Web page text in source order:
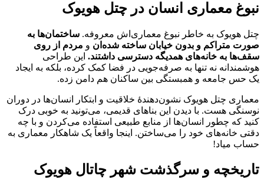
نبوغ معماری انسان در چتل هویوک
چتل هویوک به خاطر نبوغ معماری‌اش معروفه. ساختمان‌ها به
صورت متراکم و بدون خیابان ساخته شده‌ان و مردم از روی
سقف‌ها به خانه‌های همدیگه دسترسی داشتند. این طراحی
هوشمندانه نه تنها به صرفه‌جویی در فضا کمک کرده، بلکه به ایجاد
یک حس جامعه و همبستگی بین ساکنان هم دامن زده.
معماری چتل هویوک نشون‌دهندهٔ خلاقیت و ابتکار انسان‌ها در دوران
نوسنگی هست. با دیدن این بناهای قدیمی، می‌تونید به خوبی درک
کنید که چطور انسان‌ها از منابع طبیعی استفاده می‌کردن و با چه
دقتی خانه‌های خود را می‌ساختن. اینجا واقعاً یک شاهکار معماری به
حساب میاد!
تاریخچه و سرگذشت شهر چاتال هویوک